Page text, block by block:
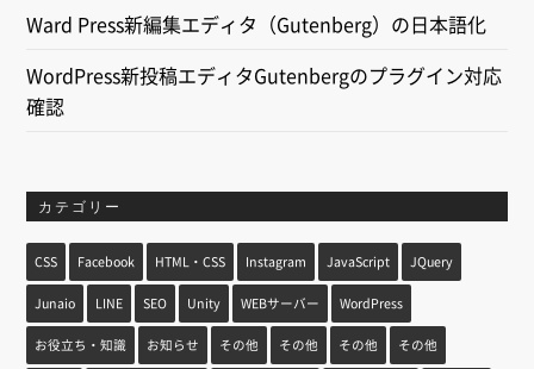
Ward Press新編集エディタ（Gutenberg）の日本語化
WordPress新投稿エディタGutenbergのプラグイン対応
確認
カテゴリー
CSS Facebook HTML・CSS Instagram JavaScript JQuery
Junaio LINE SEO Unity WEBサーバー WordPress
お役立ち・知識 お知らせ その他 その他 その他 その他